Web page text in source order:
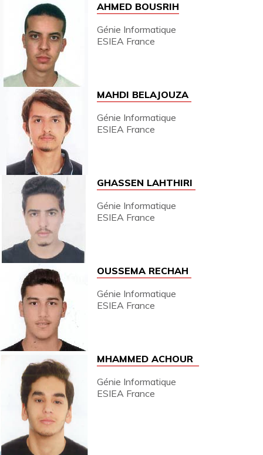
AHMED BOUSRIH
Génie Informatique
ESIEA France
MAHDI BELAJOUZA
Génie Informatique
ESIEA France
GHASSEN LAHTHIRI
Génie Informatique
ESIEA France
OUSSEMA RECHAH
Génie Informatique
ESIEA France
MHAMMED ACHOUR
Génie Informatique
ESIEA France